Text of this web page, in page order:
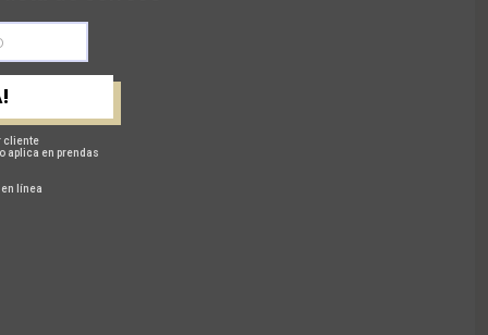
cliente
aplica en prendas
línea